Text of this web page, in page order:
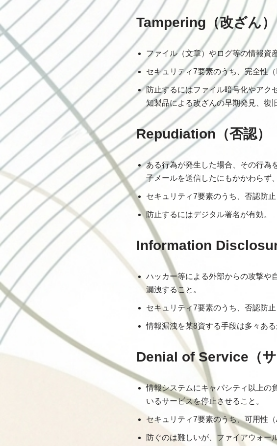
Tampering（改ざん）
ファイル（文章）やログ等の情報資
セキュリティ7要素のうち、完全性（
防止するにはファイル暗号化やアク
知製品による改ざんの早期発見、復
Repudiation（否認）
ある行為が発生した場合、その行為
子メールを送信したにもかかわらず
セキュリティ7要素のうち、否認防
防止するにはデジタル署名が有効。
Information
ハッカー等による外部からの攻撃や
漏洩すること。
セキュリティ7要素のうち、否認防
情報漏洩を某8資する手段は多々あ
Denial of Service（サ
情報システムにキャパシティ以上の
いるサービスを停止させること。
セキュリティ7要素のうち、可用性
防ぐのは難しいが、ファイアウォー